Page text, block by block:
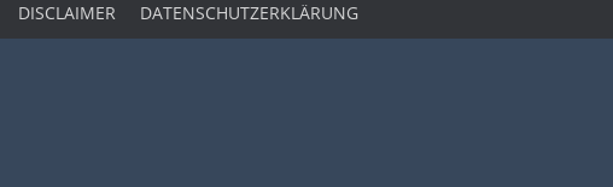
DISCLAIMER DATENSCHUTZERKLÄRUNG